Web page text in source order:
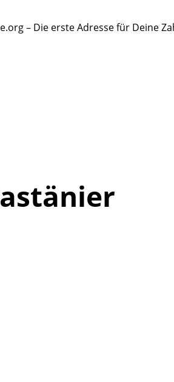
– Die erste Adresse für Deine